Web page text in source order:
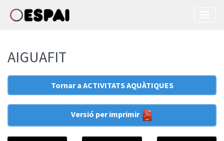
AIGUAFIT
Tornar a ACTIVITATS AQUÀTIQUES
Versió per imprimir